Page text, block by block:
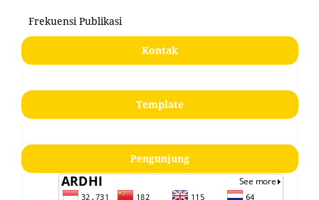
Frekuensi Publikasi
Kontak
Template
Pengunjung